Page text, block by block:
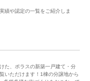
績や認定の一覧をご紹介しま
た、ポラスの新築一戸建て・分
いただけます！1棟の分譲地から